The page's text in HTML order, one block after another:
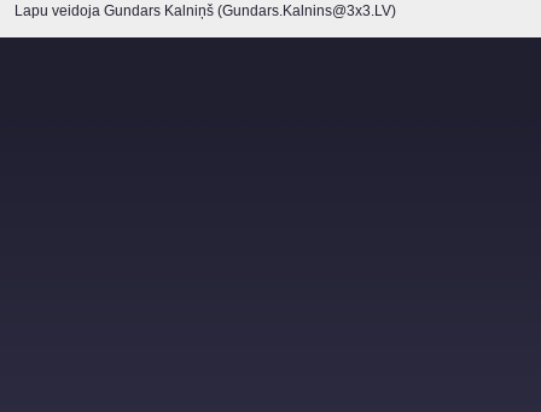
Lapu veidoja Gundars Kalniņš (Gundars.Kalnins@3x3.LV)